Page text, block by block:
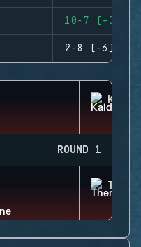
10-7 (+3)
2-8 (-6)
KAID
ROUND 1